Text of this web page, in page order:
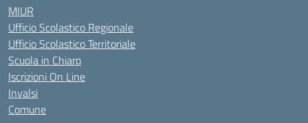
MIUR
Ufficio Scolastico Regionale
Ufficio Scolastico Territoriale
Scuola in Chiaro
Iscrizioni On Line
Invalsi
Comune